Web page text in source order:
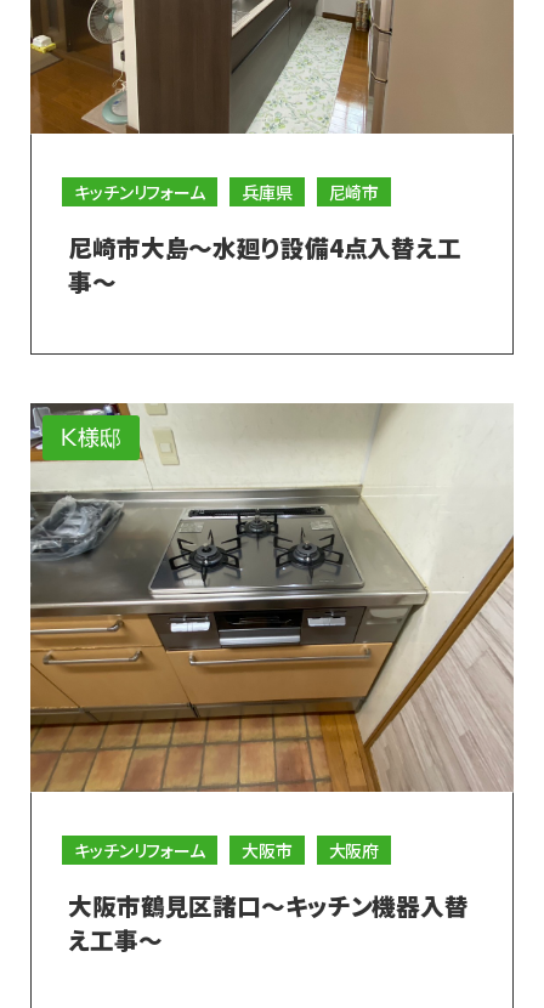
キッチンリフォーム 兵庫県 尼崎市
尼崎市大島～水廻り設備4点入替え工
事～
K様邸
キッチンリフォーム 大阪市 大阪府
大阪市鶴見区諸口～キッチン機器入替
え工事～